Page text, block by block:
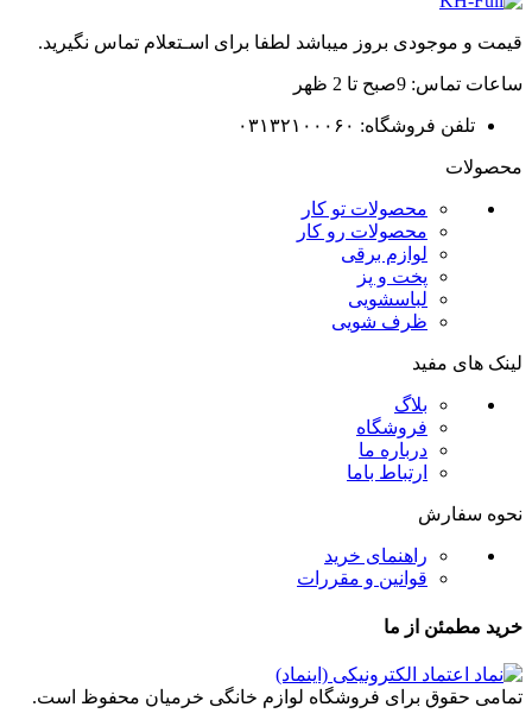
قیمت و موجودی بروز میباشد لطفا برای اسـتعلام تماس نگیرید.
ساعات تماس: 9صبح تا 2 ظهر
تلفن فروشگاه: ۰۳۱۳۲۱۰۰۰۶۰
محصولات
محصولات تو کار
محصولات رو کار
لوازم برقی
پخت و پز
لباسشویی
ظرف شویی
لینک های مفید
بلاگ
فروشگاه
درباره ما
ارتباط باما
نحوه سفارش
راهنمای خرید
قوانین و مقررات
خرید مطمئن از ما
تمامی حقوق برای فروشگاه لوازم خانگی خرمیان محفوظ است.